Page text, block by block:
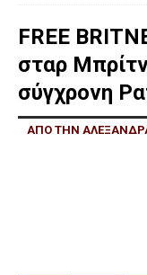
FREE
σταρ
σύγχρονη
ΑΠΟ ΤΗΝ